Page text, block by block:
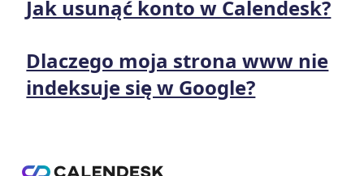
Jak usunąć konto w Calendesk?
Dlaczego moja strona www nie
indeksuje się w Google?